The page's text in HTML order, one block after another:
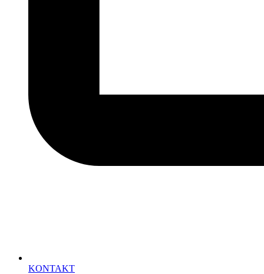
KONTAKT